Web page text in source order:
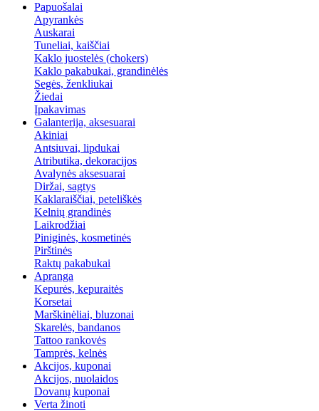
Papuošalai
Apyrankės
Auskarai
Tuneliai, kaiščiai
Kaklo juostelės (chokers)
Kaklo pakabukai, grandinėlės
Segės, ženkliukai
Žiedai
Įpakavimas
Galanterija, aksesuarai
Akiniai
Antsiuvai, lipdukai
Atributika, dekoracijos
Avalynės aksesuarai
Diržai, sagtys
Kaklaraiščiai, peteliškės
Kelnių grandinės
Laikrodžiai
Piniginės, kosmetinės
Pirštinės
Raktų pakabukai
Apranga
Kepurės, kepuraitės
Korsetai
Marškinėliai, bluzonai
Skarelės, bandanos
Tattoo rankovės
Tamprės, kelnės
Akcijos, kuponai
Akcijos, nuolaidos
Dovanų kuponai
Verta žinoti